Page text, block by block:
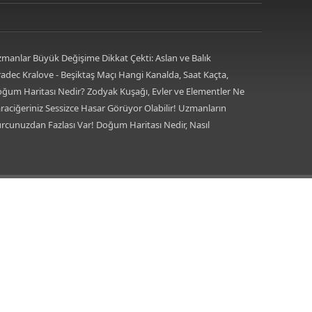
Büyük Değişime Dikkat Çekti: Aslan ve Balık
Neleri Değiştirecek?
Kralove - Beşiktaş Maçı Hangi Kanalda, Saat Kaçta,
Mi? Avrupa Ligi 3. Ön Eleme Maçı Muhtemel 11'ler...
Kralove-Beşiktaş Maçı Şifresiz, HD Canlı Yayın
Haritası Nedir? Zodyak Kuşağı, Evler ve Elementler Ne
Geliyor? İşte Burçlar, Evler ve Elementlerin Anlamı!
Sessizce Hasar Görüyor Olabilir! Uzmanların
Çektiği İlk BelirtilerFazlası Var! Doğum Haritası Nedir, Nasıl